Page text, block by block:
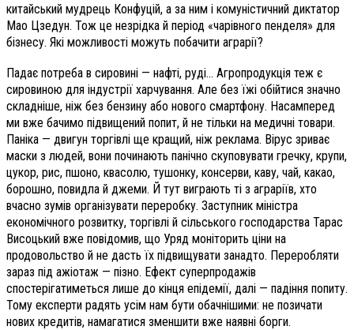
китайський мудрець Конфуцій, а за ним і комуністичний диктатор
Мао Цзедун. Тож це незрідка й період «чарівного пенделя» для
бізнесу. Які можливості можуть побачити аграрії?
Падає потреба в сировині — нафті, руді… Агропродукція теж є
сировиною для індустрії харчування. Але без їжі обійтися значно
складніше, ніж без бензину або нового смартфону. Насамперед
ми вже бачимо підвищений попит, й не тільки на медичні товари.
Паніка — двигун торгівлі ще кращий, ніж реклама. Вірус зриває
маски з людей, вони починають панічно скуповувати гречку, крупи,
цукор, рис, пшоно, квасолю, тушонку, консерви, каву, чай, какао,
борошно, повидла й джеми. Й тут виграють ті з аграріїв, хто
вчасно зумів організувати переробку. Заступник міністра
економічного розвитку, торгівлі й сільського господарства Тарас
Висоцький вже повідомив, що Уряд моніторить ціни на
продовольство й не дасть їх підвищувати занадто. Переробляти
зараз під ажіотаж — пізно. Ефект суперпродажів
спостерігатиметься лише до кінця епідемії, далі — падіння попиту.
Тому експерти радять усім нам бути обачнішими: не позичати
нових кредитів, намагатися зменшити вже наявні борги.